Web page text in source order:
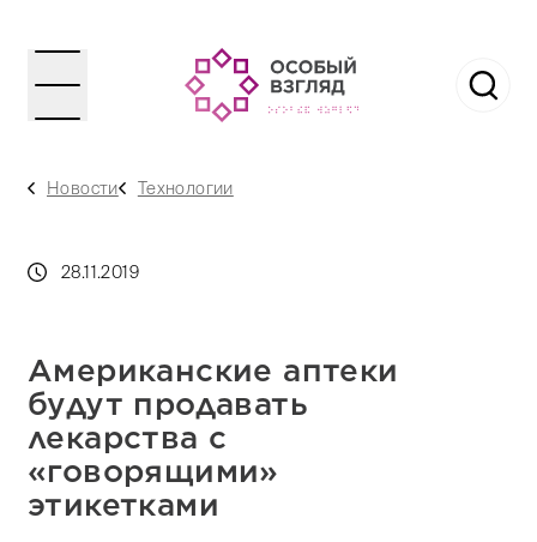
Новости Технологии
28.11.2019
Американские аптеки
будут продавать
лекарства с
«говорящими»
этикетками